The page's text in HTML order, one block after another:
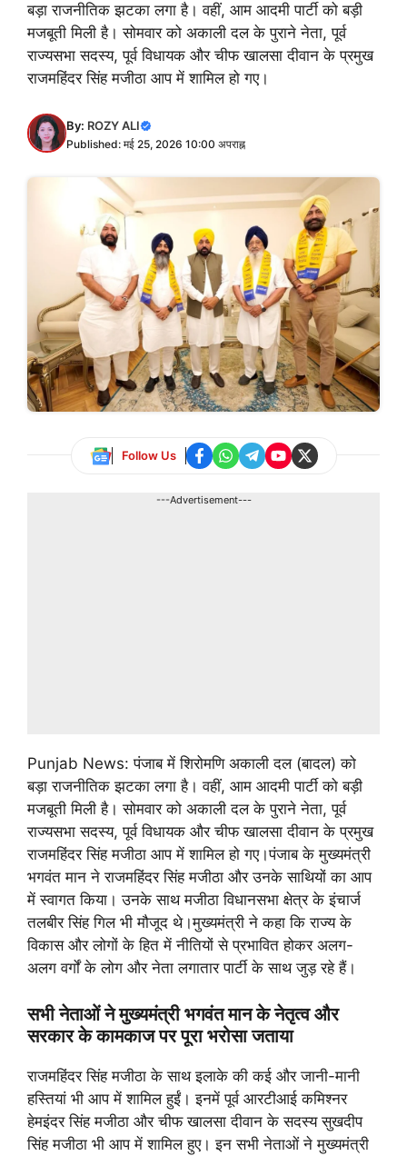
बड़ा राजनीतिक झटका लगा है। वहीं, आम आदमी पार्टी को बड़ी
मजबूती मिली है। सोमवार को अकाली दल के पुराने नेता, पूर्व
राज्यसभा सदस्य, पूर्व विधायक और चीफ खालसा दीवान के प्रमुख
राजमहिंदर सिंह मजीठा आप में शामिल हो गए।
By: ROZY ALI
Published: मई 25, 2026 10:00 अपराह्न
Follow Us
---Advertisement---
Punjab News: पंजाब में शिरोमणि अकाली दल (बादल) को
बड़ा राजनीतिक झटका लगा है। वहीं, आम आदमी पार्टी को बड़ी
मजबूती मिली है। सोमवार को अकाली दल के पुराने नेता, पूर्व
राज्यसभा सदस्य, पूर्व विधायक और चीफ खालसा दीवान के प्रमुख
राजमहिंदर सिंह मजीठा आप में शामिल हो गए।पंजाब के मुख्यमंत्री
भगवंत मान ने राजमहिंदर सिंह मजीठा और उनके साथियों का आप
में स्वागत किया। उनके साथ मजीठा विधानसभा क्षेत्र के इंचार्ज
तलबीर सिंह गिल भी मौजूद थे।मुख्यमंत्री ने कहा कि राज्य के
विकास और लोगों के हित में नीतियों से प्रभावित होकर अलग-
अलग वर्गों के लोग और नेता लगातार पार्टी के साथ जुड़ रहे हैं।
सभी नेताओं ने मुख्यमंत्री भगवंत मान के नेतृत्व और
सरकार के कामकाज पर पूरा भरोसा जताया
राजमहिंदर सिंह मजीठा के साथ इलाके की कई और जानी-मानी
हस्तियां भी आप में शामिल हुईं। इनमें पूर्व आरटीआई कमिश्नर
हेमइंदर सिंह मजीठा और चीफ खालसा दीवान के सदस्य सुखदीप
सिंह मजीठा भी आप में शामिल हुए। इन सभी नेताओं ने मुख्यमंत्री